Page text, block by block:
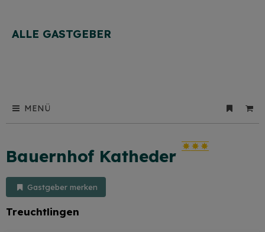
ALLE GASTGEBER
MENÜ
Bauernhof Katheder
Gastgeber merken
Treuchtlingen